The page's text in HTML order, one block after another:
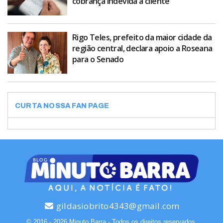
Rigo Teles, prefeito da maior cidade da
região central, declara apoio a Roseana
para o Senado
CURTA NOSSA FAN PAGE
gildasiobrito4343@gmail.com